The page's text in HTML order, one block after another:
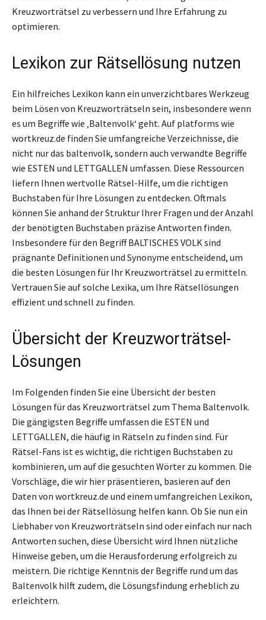
Kreuzworträtsel zu verbessern und Ihre Erfahrung zu
optimieren.
Lexikon zur Rätsellösung nutzen
Ein hilfreiches Lexikon kann ein unverzichtbares Werkzeug
beim Lösen von Kreuzworträtseln sein, insbesondere wenn
es um Begriffe wie ‚Baltenvolk‘ geht. Auf platforms wie
wortkreuz.de finden Sie umfangreiche Verzeichnisse, die
nicht nur das baltenvolk, sondern auch verwandte Begriffe
wie ESTEN und LETTGALLEN umfassen. Diese Ressourcen
liefern Ihnen wertvolle Rätsel-Hilfe, um die richtigen
Buchstaben für Ihre Lösungen zu entdecken. Oftmals
können Sie anhand der Struktur Ihrer Fragen und der Anzahl
der benötigten Buchstaben präzise Antworten finden.
Insbesondere für den Begriff BALTISCHES VOLK sind
prägnante Definitionen und Synonyme entscheidend, um
die besten Lösungen für Ihr Kreuzworträtsel zu ermitteln.
Vertrauen Sie auf solche Lexika, um Ihre Rätsellösungen
effizient und schnell zu finden.
Übersicht der Kreuzworträtsel-
Lösungen
Im Folgenden finden Sie eine Übersicht der besten
Lösungen für das Kreuzworträtsel zum Thema Baltenvolk.
Die gängigsten Begriffe umfassen die ESTEN und
LETTGALLEN, die häufig in Rätseln zu finden sind. Für
Rätsel-Fans ist es wichtig, die richtigen Buchstaben zu
kombinieren, um auf die gesuchten Wörter zu kommen. Die
Vorschläge, die wir hier präsentieren, basieren auf den
Daten von wortkreuz.de und einem umfangreichen Lexikon,
das Ihnen bei der Rätsellösung helfen kann. Ob Sie nun ein
Liebhaber von Kreuzworträtseln sind oder einfach nur nach
Antworten suchen, diese Übersicht wird Ihnen nützliche
Hinweise geben, um die Herausforderung erfolgreich zu
meistern. Die richtige Kenntnis der Begriffe rund um das
Baltenvolk hilft zudem, die Lösungsfindung erheblich zu
erleichtern.